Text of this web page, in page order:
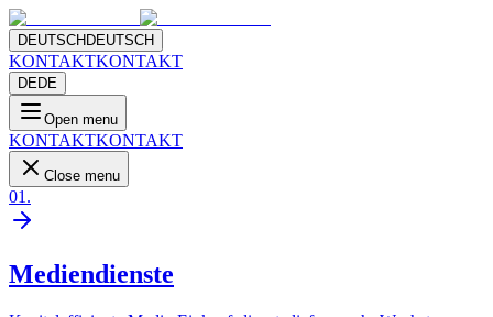
DEUTSCH DEUTSCH
KONTAKTKONTAKT
DEDE
Open menu
KONTAKTKONTAKT
Close menu
01 .
Mediendienste